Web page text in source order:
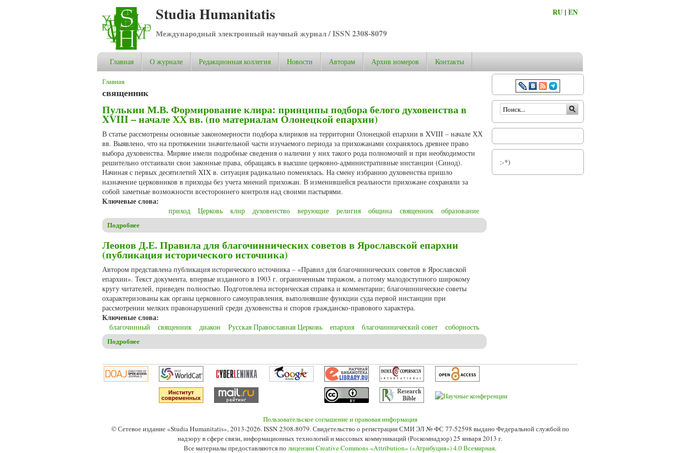
Studia Humanitatis
Международный электронный научный журнал / ISSN 2308-8079
RU |EN
Главная О журнале Редакционная коллегия Новости Авторам Архив номеров Контакты
Вы здесь
Главная
священник
Пулькин М.В. Формирование клира: принципы подбора белого духовенства в
XVIII – начале ХХ вв. (по материалам Олонецкой епархии)
В статье рассмотрены основные закономерности подбора клириков на территории Олонецкой епархии в XVIII – начале ХХ
вв. Выявлено, что на протяжении значительной части изучаемого периода за прихожанами сохранялось древнее право
выбора духовенства. Миряне имели подробные сведения о наличии у них такого рода полномочий и при необходимости
решительно отстаивали свои законные права, обращаясь в высшие церковно-административные инстанции (Синод).
Начиная с первых десятилетий XIX в. ситуация радикально поменялась. На смену избранию духовенства пришло
назначение церковников в приходы без учета мнений прихожан. В изменившейся реальности прихожане сохраняли за
собой заметные возможности всестороннего контроля над своими пастырями.
Ключевые слова:
приход Церковь клир духовенство верующие религия община священник образование
Подробнее
Леонов Д.Е. Правила для благочиннических советов в Ярославской епархии
(публикация исторического источника)
Автором представлена публикация исторического источника – «Правил для благочиннических советов в Ярославской
епархии». Текст документа, впервые изданного в 1903 г. ограниченным тиражом, а потому малодоступного широкому
кругу читателей, приведен полностью. Подготовлена историческая справка и комментарии; благочиннические советы
охарактеризованы как органы церковного самоуправления, выполнявшие функции суда первой инстанции при
рассмотрении мелких правонарушений среди духовенства и споров гражданско-правового характера.
Ключевые слова:
благочинный священник диакон Русская Православная Церковь епархия благочиннический совет соборность
Подробнее
Форма поиска
:-*)
Пользовательское соглашение и правовая информация
© Сетевое издание «Studia Humanitatis», 2013-2026. ISSN 2308-8079. Свидетельство о регистрации СМИ ЭЛ № ФС 77-52598 выдано Федеральной службой по
надзору в сфере связи, информационных технологий и массовых коммуникаций (Роскомнадзор) 25 января 2013 г.
Все материалы предоставляются по лицензии Creative Commons «Attribution» («Атрибуция») 4.0 Всемирная.